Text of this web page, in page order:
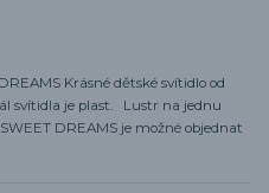
Krásné dětské svítidlo od
svítidla je plast. Lustr na jednu
DREAMS je možné objednat